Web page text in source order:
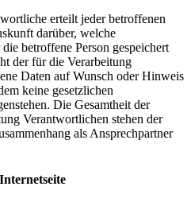
erteilt jeder betroffenen
darüber, welche
betroffene Person gespeichert
der für die Verarbeitung
Daten auf Wunsch oder Hinweis
keine gesetzlichen
Die Gesamtheit der
Verantwortlichen stehen der
als Ansprechpartner